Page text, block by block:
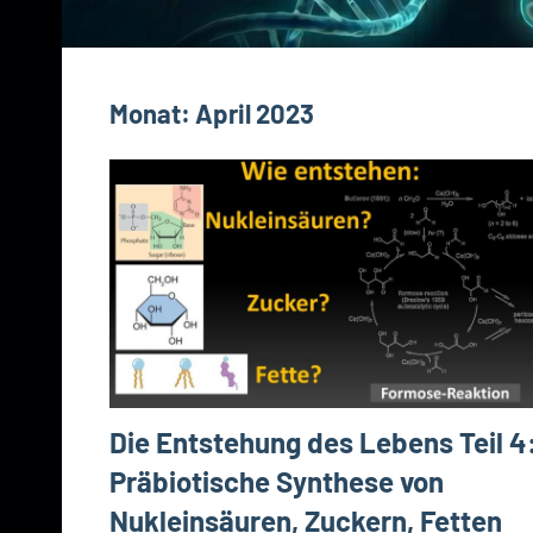
Monat: April 2023
Die Entstehung des Lebens Teil
Präbiotische Synthese von
Nukleinsäuren, Zuckern, Fetten